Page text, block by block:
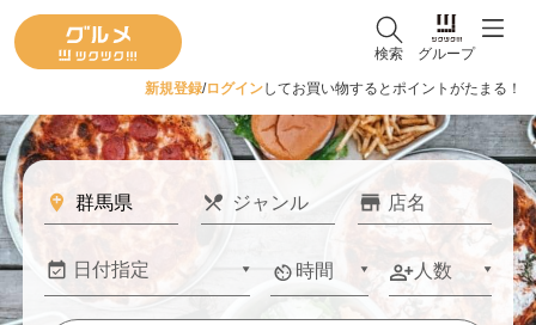
検索 グループ
新規登録/ログインしてお買い物するとポイントがたまる！
時間 人数